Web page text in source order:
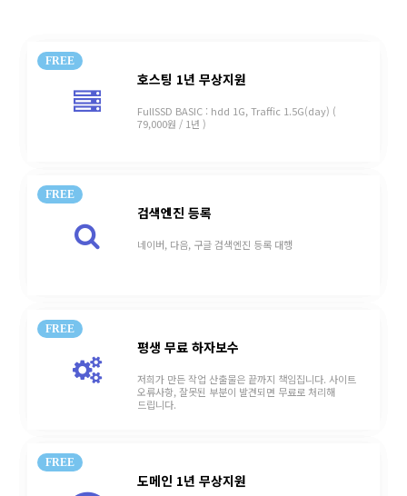
FREE
호스팅 1년 무상지원
FullSSD BASIC : hdd 1G, Traffic 1.5G(day) (
79,000원 / 1년 )
FREE
검색엔진 등록
네이버, 다음, 구글 검색엔진 등록 대행
FREE
평생 무료 하자보수
저희가 만든 작업 산출물은 끝까지 책임집니다. 사이트
오류사항, 잘못된 부분이 발견되면 무료로 처리해
드립니다.
FREE
도메인 1년 무상지원